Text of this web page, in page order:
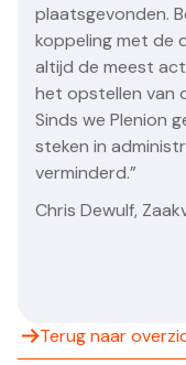
plaatsgevonden.
koppeling met de
altijd de meest
het opstellen van
Sinds we Plenion
steken in
verminderd.”
Chris Dewulf,
Terug naar